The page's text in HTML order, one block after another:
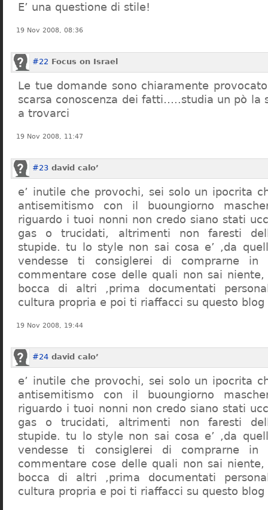
E’ una questione di stile!
19 Nov 2008, 08:36
#22 Focus on Israel
Le tue domande sono chiaramente
scarsa conoscenza dei fatti…..studia un pò la
a trovarci
19 Nov 2008, 11:47
#23 david calo’
e’ inutile che provochi, sei solo un ipocrita
antisemitismo con il buoungiorno
riguardo i tuoi nonni non credo siano stati
gas o trucidati, altrimenti non faresti
stupide. tu lo style non sai cosa e’ ,da
vendesse ti consiglerei di comprarne in
commentare cose delle quali non sai
bocca di altri ,prima documentati
cultura propria e poi ti riaffacci su questo blog
19 Nov 2008, 19:44
#24 david calo’
e’ inutile che provochi, sei solo un ipocrita
antisemitismo con il buoungiorno
riguardo i tuoi nonni non credo siano stati
gas o trucidati, altrimenti non faresti
stupide. tu lo style non sai cosa e’ ,da
vendesse ti consiglerei di comprarne in
commentare cose delle quali non sai
bocca di altri ,prima documentati
cultura propria e poi ti riaffacci su questo blog